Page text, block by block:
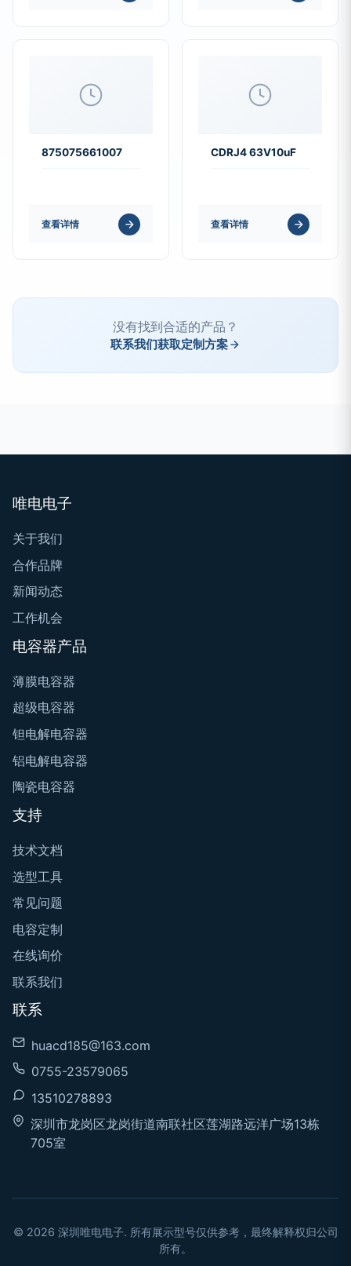
875075661007
查看详情
CDRJ4 63V10uF
查看详情
没有找到合适的产品？
联系我们获取定制方案
唯电电子
关于我们
合作品牌
新闻动态
工作机会
电容器产品
薄膜电容器
超级电容器
钽电解电容器
铝电解电容器
陶瓷电容器
支持
技术文档
选型工具
常见问题
电容定制
在线询价
联系我们
联系
huacd185@163.com
0755-23579065
13510278893
深圳市龙岗区龙岗街道南联社区莲湖路远洋广场13栋
705室
© 2026 深圳唯电电子. 所有展示型号仅供参考，最终解释权归公司
所有。